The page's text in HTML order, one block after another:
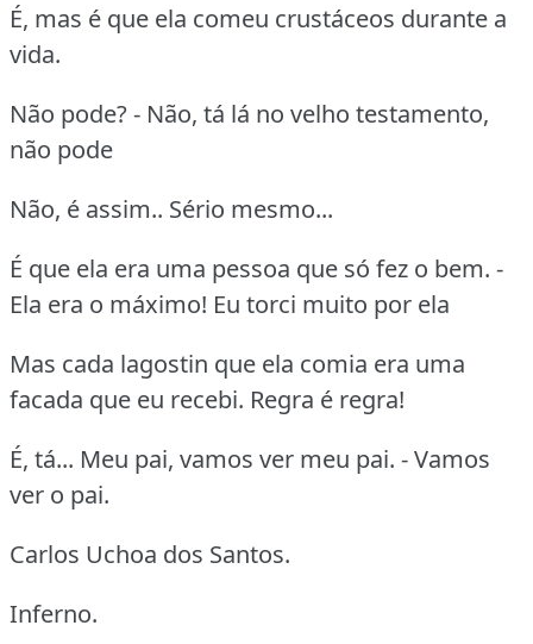
É, mas é que ela comeu crustáceos durante a
vida.
Não pode? - Não, tá lá no velho testamento,
não pode
Não, é assim.. Sério mesmo...
É que ela era uma pessoa que só fez o bem. -
Ela era o máximo! Eu torci muito por ela
Mas cada lagostin que ela comia era uma
facada que eu recebi. Regra é regra!
É, tá... Meu pai, vamos ver meu pai. - Vamos
ver o pai.
Carlos Uchoa dos Santos.
Inferno.